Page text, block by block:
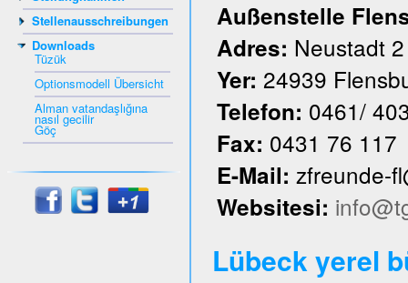
Stellenausschreibungen
Downloads
Tüzük
Optionsmodell Übersicht
Alman vatandaşlığına
nasıl gecilir
Göç
Außenstelle
Adres: Neustadt 2
Yer: 24939
Telefon: 0461/
Fax: 0431 76 117
E-Mail: zfreunde-
Websitesi:
Lübeck yerel